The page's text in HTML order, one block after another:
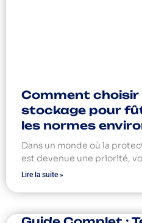
Comment choisir
stockage pour
les normes
Dans un monde où la
est devenue une priorité,
Lire la suite »